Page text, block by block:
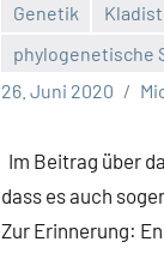
Genetik
phylogenetische
26. Juni 2020
Im Beitrag über
dass es auch
Zur Erinnerung: